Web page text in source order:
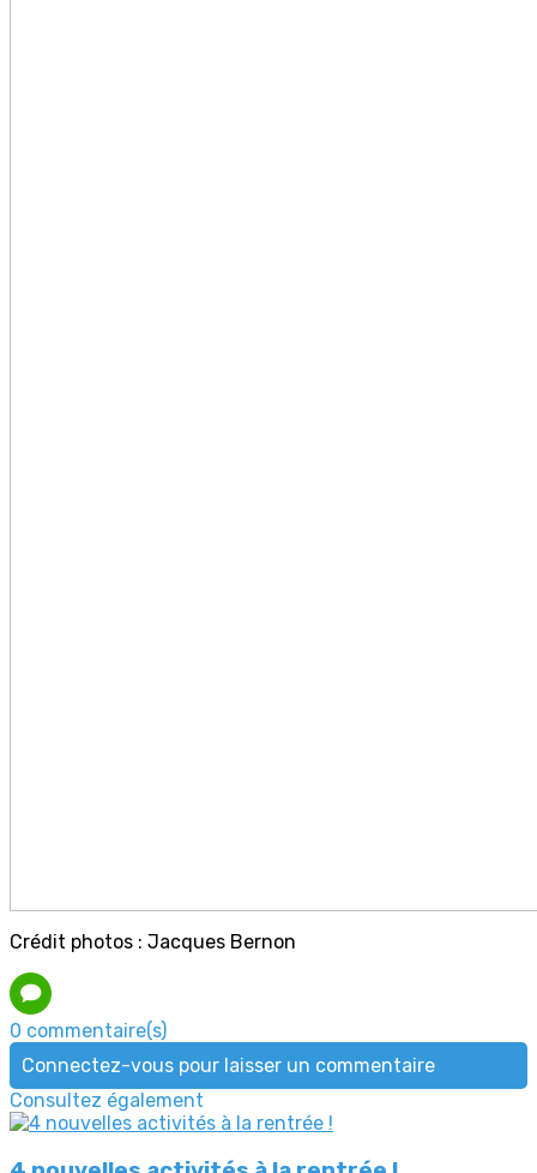
Crédit photos : Jacques Bernon
0 commentaire(s)
Connectez-vous pour laisser un commentaire
Consultez également